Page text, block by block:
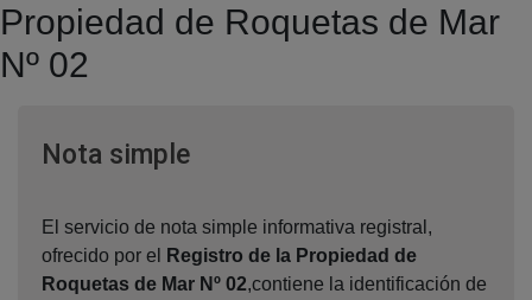
Propiedad de Roquetas de Mar
Nº 02
Nota simpleVentana nueva
El servicio de nota simple informativa registral,
ofrecido por el
Registro de la Propiedad de
Roquetas de Mar Nº 02,contiene la identificación de